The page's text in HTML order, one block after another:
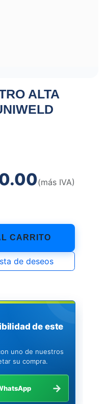
ALTA
CARRITO
de deseos
(más IVA)
de este
uno de nuestros
su compra.
→